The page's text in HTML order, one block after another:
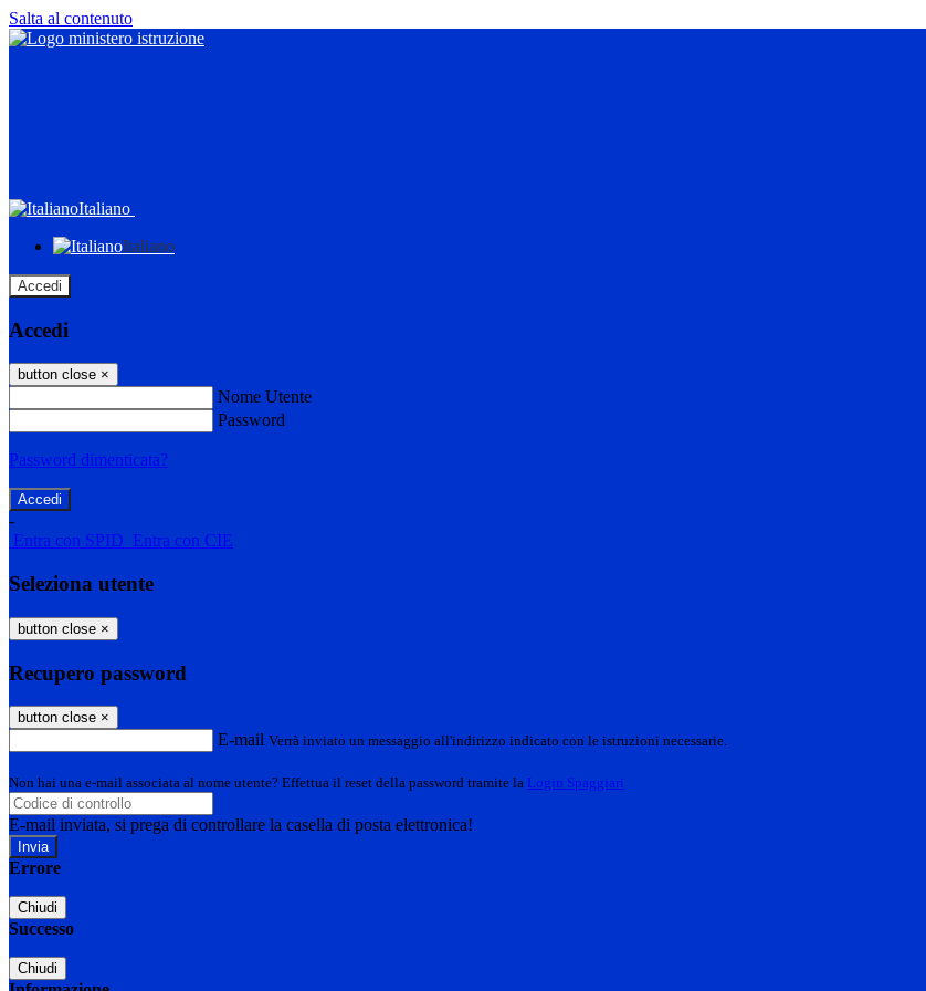
Salta al contenuto
Italiano
Italiano
Accedi
Accedi
button close ×
Nome Utente
Password
Password dimenticata?
-
Entra con SPID Entra con CIE
Seleziona utente
button close ×
Recupero password
button close ×
E-mail Verrà inviato un messaggio all'indirizzo indicato con le istruzioni necessarie.
Non hai una e-mail associata al nome utente? Effettua il reset della password tramite la Login Spaggiari
E-mail inviata, si prega di controllare la casella di posta elettronica!
Errore
Chiudi
Successo
Chiudi